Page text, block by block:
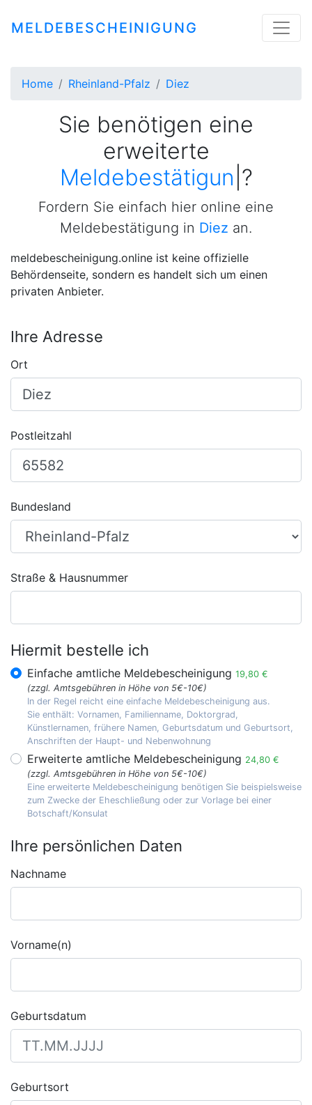
MELDEBESCHEINIGUNG
Home Rheinland-Pfalz Diez
Sie benötigen eine
erweiterte
Meldebestätigung |?
Fordern Sie einfach hier online eine
Meldebestätigung in Diez an.
meldebescheinigung.online ist keine offizielle
Behördenseite, sondern es handelt sich um einen
privaten Anbieter.
Ihre Adresse
Ort
Postleitzahl
Bundesland
Straße & Hausnummer
Hiermit bestelle ich
Einfache amtliche Meldebescheinigung 19,80 €
(zzgl. Amtsgebühren in Höhe von 5€-10€)
In der Regel reicht eine einfache Meldebescheinigung aus.
Sie enthält: Vornamen, Familienname, Doktorgrad,
Künstlernamen, frühere Namen, Geburtsdatum und Geburtsort,
Anschriften der Haupt- und Nebenwohnung
Erweiterte amtliche Meldebescheinigung 24,80 €
(zzgl. Amtsgebühren in Höhe von 5€-10€)
Eine erweiterte Meldebescheinigung benötigen Sie beispielsweise
zum Zwecke der Eheschließung oder zur Vorlage bei einer
Botschaft/Konsulat
Ihre persönlichen Daten
Nachname
Vorname(n)
Geburtsdatum
Geburtsort